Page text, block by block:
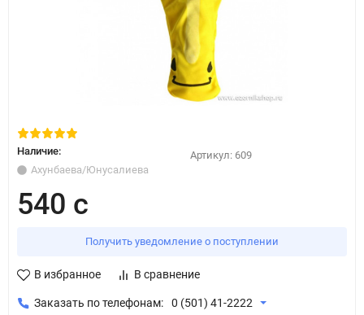
Наличие:
Ахунбаева/Юнусалиева
Артикул: 609
540 с
Получить уведомление о поступлении
В избранное В сравнение
Заказать по телефонам: 0 (501) 41-2222